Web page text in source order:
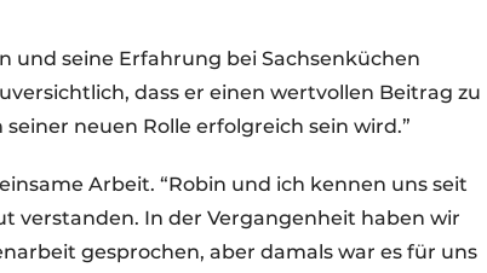
und seine Erfahrung bei Sachsenküchen
dass er einen wertvollen Beitrag zu
neuen Rolle erfolgreich sein wird.”
Arbeit. “Robin und ich kennen uns seit
verstanden. In der Vergangenheit haben wir
gesprochen, aber damals war es für uns